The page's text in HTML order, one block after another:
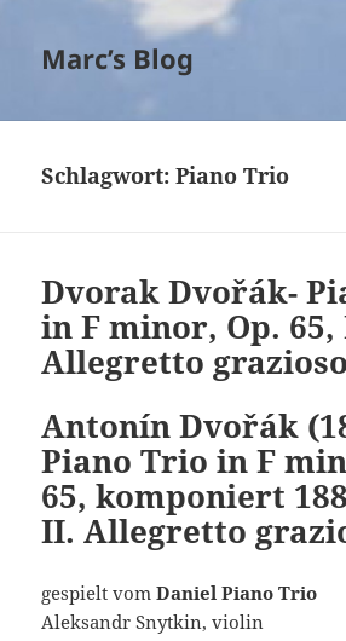
Marc’s Blog
Schlagwort:Piano Trio
Dvorak Dvořák-
in F minor, Op. 65,
Allegretto grazioso
Antonín Dvořák
Piano Trio in F
65, komponiert
II. Allegretto
gespielt vomDaniel Piano Trio
Aleksandr Snytkin, violin